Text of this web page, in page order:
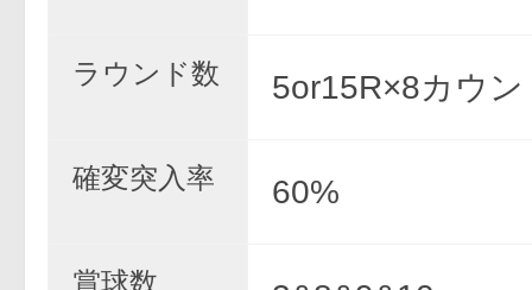
ラウンド数 5or15R×8カウン
確変突入率 60%
賞球数